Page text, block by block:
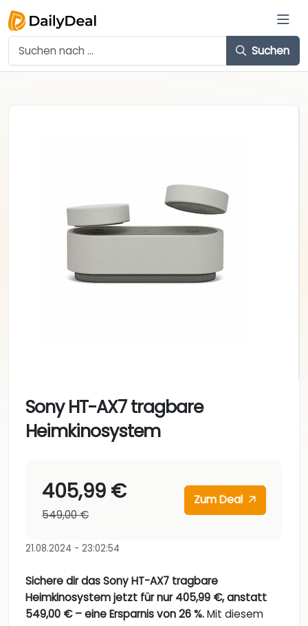
Suchen
Sony HT-AX7 tragbare
Heimkinosystem
405,99 €
549,00 €
Zum Deal
21.08.2024 - 23:02:54
Sichere dir das Sony HT-AX7 tragbare
Heimkinosystem jetzt für nur 405,99 €, anstatt
549,00 € – eine Ersparnis von 26 %.Mit diesem